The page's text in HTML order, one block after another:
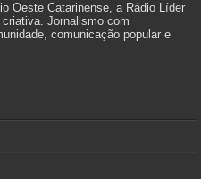
Oeste Catarinense, a Rádio Líder
Jornalismo com
comunicação popular e